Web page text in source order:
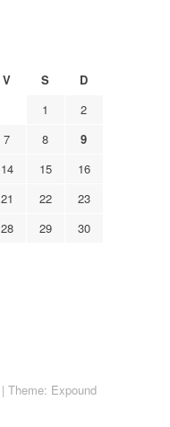
V S
D
1
2
7 8
9
14 15
16
21 22
23
28 29
30
| Theme: Expound